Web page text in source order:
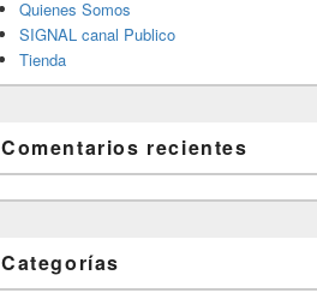
Quienes Somos
SIGNAL canal Publico
Tienda
Comentarios recientes
Categorías